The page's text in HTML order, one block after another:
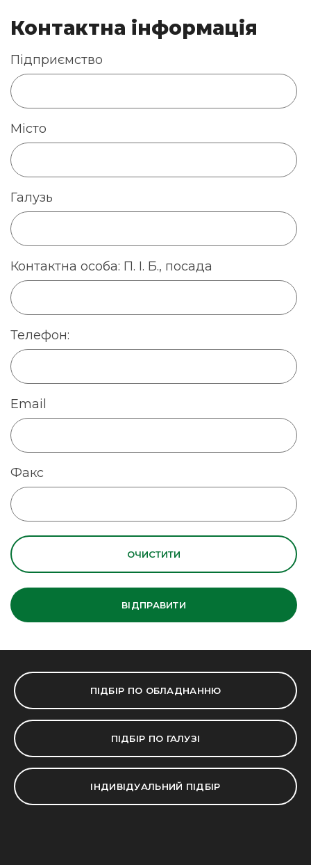
Контактна інформація
Підприємство
Місто
Галузь
Контактна особа: П. І. Б., посада
Телефон:
Email
Факс
ВІДПРАВИТИ
ПІДБІР ПО ОБЛАДНАННЮ
ПІДБІР ПО ГАЛУЗІ
ІНДИВІДУАЛЬНИЙ ПІДБІР